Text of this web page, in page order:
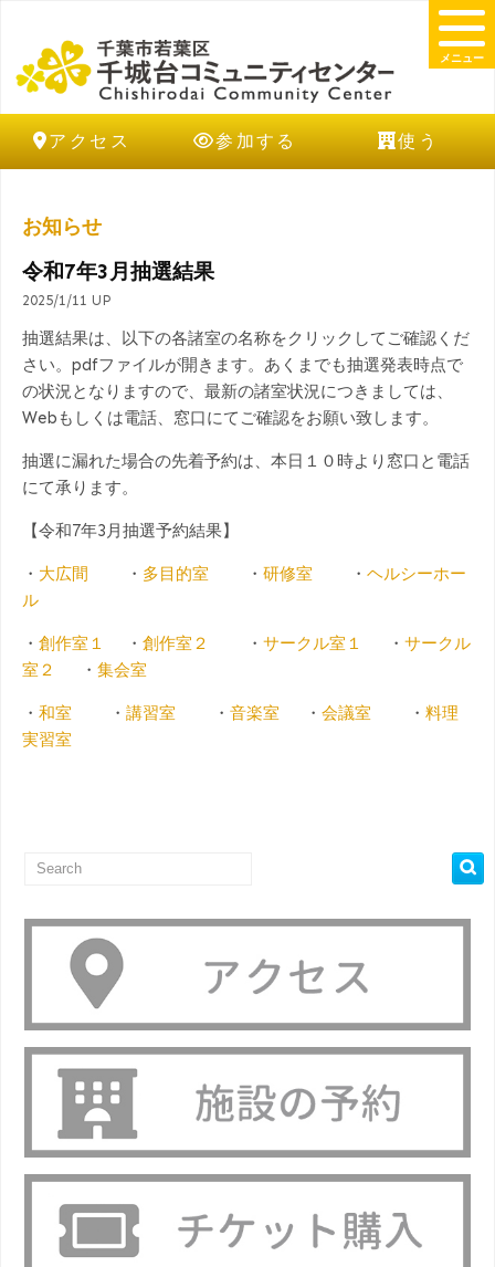
アクセス 参加する 使う
メニュー
お知らせ
令和7年3月抽選結果
2025/1/11 UP
抽選結果は、以下の各諸室の名称をクリックしてご確認くだ
さい。pdfファイルが開きます。あくまでも抽選発表時点で
の状況となりますので、最新の諸室状況につきましては、
Webもしくは電話、窓口にてご確認をお願い致します。
抽選に漏れた場合の先着予約は、本日１０時より窓口と電話
にて承ります。
【令和7年3月抽選予約結果】
・ 大広間 ・ 多目的室 ・ 研修室 ・ ヘルシーホー
ル
・ 創作室１ ・ 創作室２ ・ サークル室１ ・ サークル
室２
・ 集会室
・ 和室 ・ 講習室 ・ 音楽室 ・ 会議室 ・ 料理
実習室